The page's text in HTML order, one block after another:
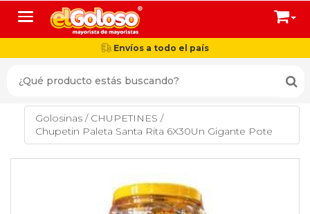
Toggle navigation
Envíos a todo el país
Golosinas / CHUPETINES /
Chupetin Paleta Santa Rita 6X30Un Gigante Pote